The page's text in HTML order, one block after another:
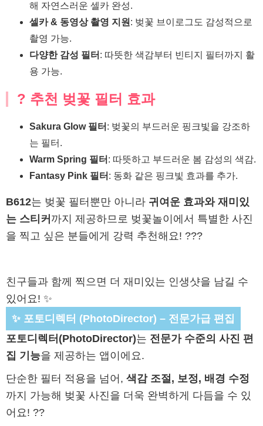
해 자연스러운 셀카 완성.
셀카 & 동영상 촬영 지원: 벚꽃 브이로그도 감성적으로
촬영 가능.
다양한 감성 필터 : 따뜻한 색감부터 빈티지 필터까지 활
용 가능.
? 추천 벚꽃 필터 효과
Sakura Glow 필터 : 벚꽃의 부드러운 핑크빛을 강조하
는 필터.
Warm Spring 필터 : 따뜻하고 부드러운 봄 감성의 색감.
Fantasy Pink 필터 : 동화 같은 핑크빛 효과를 추가.
B612는 벚꽃 필터뿐만 아니라 귀여운 효과와 재미있
는 스티커 까지 제공하므로 벚꽃놀이에서 특별한 사진
을 찍고 싶은 분들에게 강력 추천해요! ???
친구들과 함께 찍으면 더 재미있는 인생샷을 남길 수
있어요! ✨
✨ 포토디렉터 (PhotoDirector) – 전문가급 편집
포토디렉터(PhotoDirector)는 전문가 수준의 사진 편
집 기능을 제공하는 앱이에요.
단순한 필터 적용을 넘어, 색감 조절, 보정, 배경 수정
까지 가능해 벚꽃 사진을 더욱 완벽하게 다듬을 수 있
어요! ??